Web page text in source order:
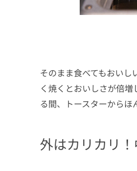
そのまま食べてもおいし
く焼くとおいしさが倍
る間、トースターからほ
外はカリカリ